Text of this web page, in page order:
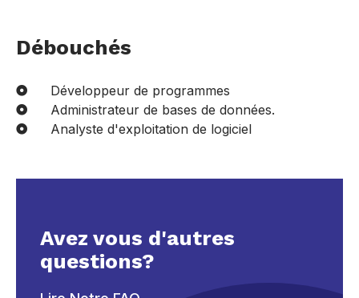
Débouchés
Développeur de programmes
Administrateur de bases de données.
Analyste d'exploitation de logiciel
Avez vous d'autres
questions?